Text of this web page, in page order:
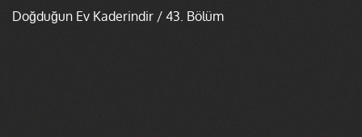
Doğduğun Ev Kaderindir / 43. Bölüm